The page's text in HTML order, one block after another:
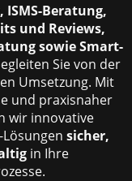
Beratung,
und Reviews,
sowie Smart-
Sie von der
Umsetzung. Mit
und praxisnaher
wir innovative
sicher,
in Ihre